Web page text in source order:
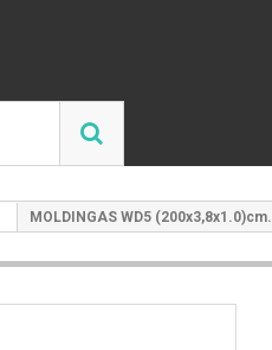
MOLDINGAS WD5 (200x3,8x1.0)cm.